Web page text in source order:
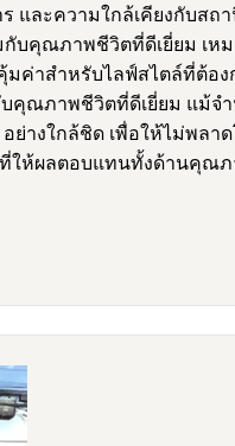
ละความใกล้เคียงกับส
คุณภาพชีวิตที่ดีเยี่ยม เ
าสำหรับไลฟ์สไตล์ที่ต้อ
ณภาพชีวิตที่ดีเยี่ยม แม้
ย่างใกล้ชิด เพื่อให้ไม่พ
ให้ผลตอบแทนทั้งด้านคุ